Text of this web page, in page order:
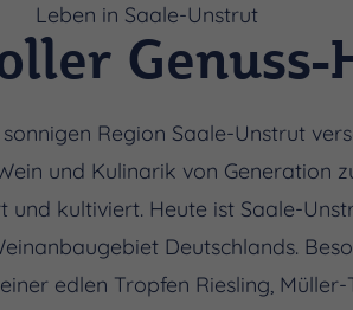
Leben in Saale-Unstrut
Region Saale-Unstrut
und Kulinarik von Generation
und kultiviert. Heute ist Saale-
Deutschlands.
edlen Tropfen Riesling,